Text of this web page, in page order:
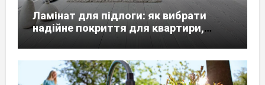
Ламінат для підлоги: як вибрати
надійне покриття для квартири,
будинку чи офісу